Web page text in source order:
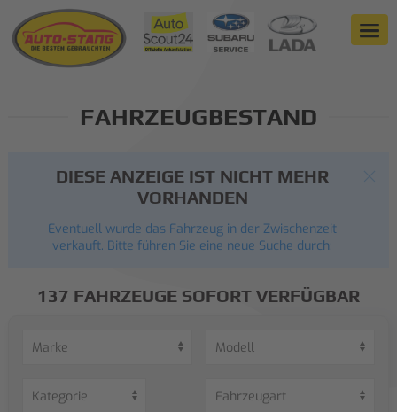
FAHRZEUGBESTAND
DIESE ANZEIGE IST NICHT MEHR
VORHANDEN
Eventuell wurde das Fahrzeug in der Zwischenzeit
verkauft. Bitte führen Sie eine neue Suche durch:
137 FAHRZEUGE SOFORT VERFÜGBAR